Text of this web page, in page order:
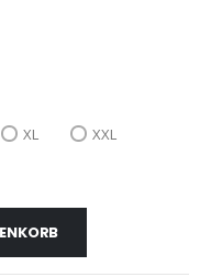
XL
XXL